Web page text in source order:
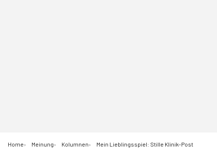
Home Meinung Kolumnen Mein Lieblingsspiel: Stille Klinik-Post